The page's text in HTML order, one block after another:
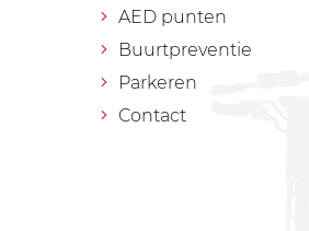
AED punten
Buurtpreventie
Parkeren
Contact